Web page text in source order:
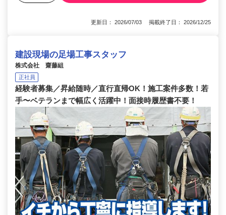
更新日： 2026/07/03 掲載終了日： 2026/12/25
建設現場の足場工事スタッフ
株式会社 齋藤組
正社員
経験者募集／昇給随時／直行直帰OK！施工案件多数！若
手〜ベテランまで幅広く活躍中！面接時履歴書不要！